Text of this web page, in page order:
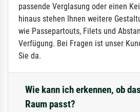
passende Verglasung oder einen
hinaus stehen Ihnen weitere
wie Passepartouts, Filets und
Verfügung. Bei Fragen ist unser
Sie da.
Wie kann ich erkennen, ob
Raum passt?